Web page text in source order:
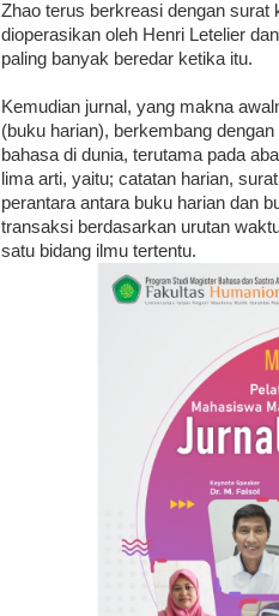
Zhao terus berkreasi dengan surat
dioperasikan oleh Henri Letelier
paling banyak beredar ketika itu.
Kemudian jurnal, yang makna
(buku harian), berkembang
bahasa di dunia, terutama pada
lima arti, yaitu; catatan harian,
perantara antara buku harian dan
transaksi berdasarkan urutan
satu bidang ilmu tertentu.